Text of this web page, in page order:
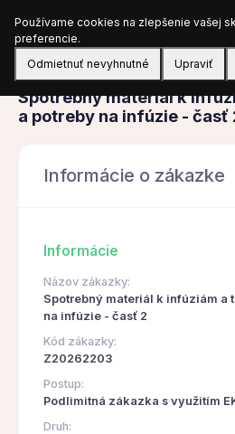
Obstarávanie
Spotrebný materiál k
a potreby na infúzie - časť
Informácie o zákazke
Informácie
Názov zákazky:
Spotrebný materiál k infúziám a
na infúzie - časť 2
Kód zákazky:
Z20262203
Postup:
Podlimitná zákazka s využitím
Druh:
Používame cookies na zlepšenie vašej
preferencie.
Odmietnuť nevyhnutné
Upraviť